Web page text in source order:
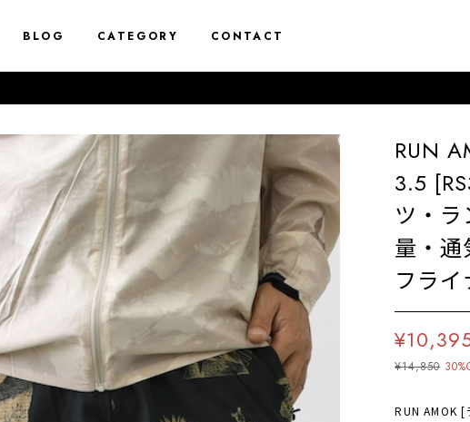
BLOG CATEGORY CONTACT
RUN
3.5
ツ・
量・通
フラ
¥14,850
RUN AMOK